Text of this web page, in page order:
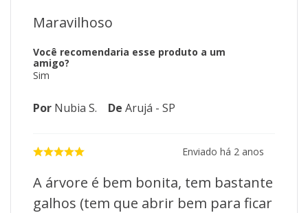
como bolas coloridas, laços, sinos e até mesmo fotos.
Aposte em uma iluminação especial: Adicione luzes de
natal em diferentes cores e formatos para deixar sua
árvore ainda mais bonita e luminosa.
Alaska com outros elementos decorativos, como
guirlandas, pisca-piscas e arranjos, para criar uma
Garanta um Natal cheio de magia e encanto com a Árvore
oportunidade de levar para sua casa toda a beleza e
tradição dessa época tão especial. Não perca tempo e
garanta já a sua!
Maravilhoso
Você recomendaria esse produto a um
amigo?
Sim
Por Nubia S. De Arujá - SP
Enviado há 2 anos
A árvore é bem bonita, tem bastante
galhos (tem que abrir bem para ficar